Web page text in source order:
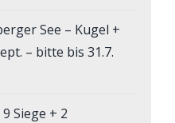
See – Kugel +
– bitte bis 31.7.
Siege + 2